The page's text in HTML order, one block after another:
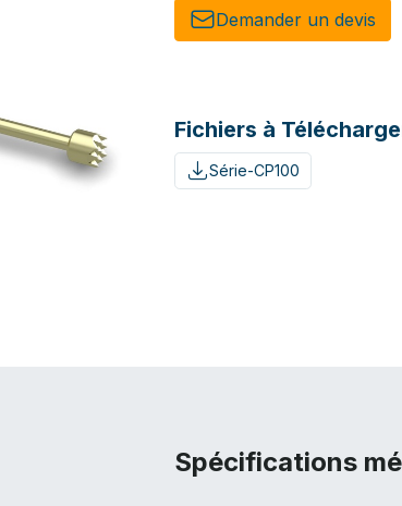
Demander un de​​vis​​
Fichiers à
Série-CP100
Spécifications